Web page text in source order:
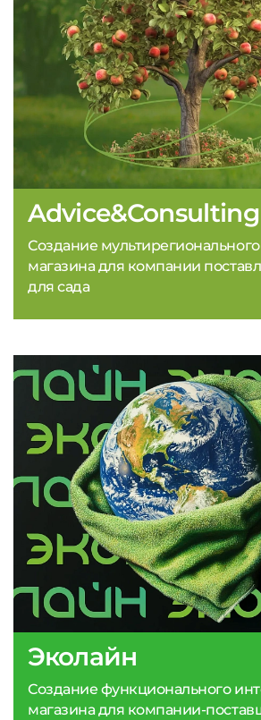
Эколайн
Создание функционального
магазина для компании-
Advice&Consulting
Создание
магазина для компании
для сада